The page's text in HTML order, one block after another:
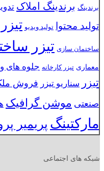
برندینگ برندینگ املاک
تولید محتوا تولید ویدیو
ساختمان سازی تیزر
معماری تیزر کارخانه جلوه های
تیزر سناریو تیزر فروش
صنعتی موشن گرافیک
مارکتینگ پریمیر
شبکه های اجتماعی